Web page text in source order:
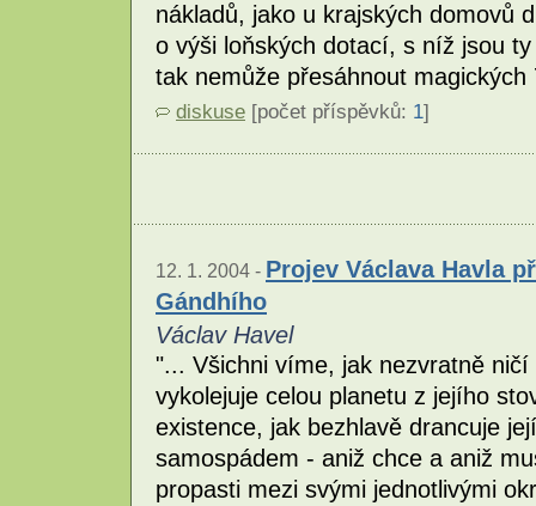
nákladů, jako u krajských domovů
o výši loňských dotací, s níž jsou
tak nemůže přesáhnout
diskuse [počet příspěvků: 1]
12. 1. 2004 - Projev Václava Havla
Gándhího
Václav Havel
"... Všichni víme, jak nezvratně
vykolejuje celou planetu z jejího
existence, jak bezhlavě drancuje
samospádem - aniž chce a aniž
propasti mezi svými jednotlivými